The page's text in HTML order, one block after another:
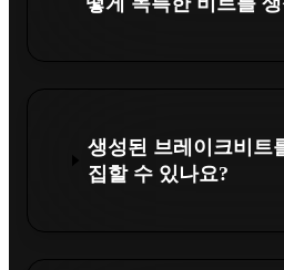
생성된 브레이크비트
집할 수 있나요?